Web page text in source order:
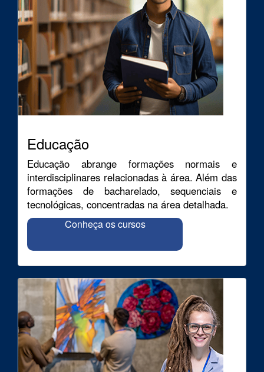
Educação
Educação abrange formações normais e
interdisciplinares relacionadas à área. Além das
formações de bacharelado, sequenciais e
tecnológicas, concentradas na área detalhada.
Conheça os cursos